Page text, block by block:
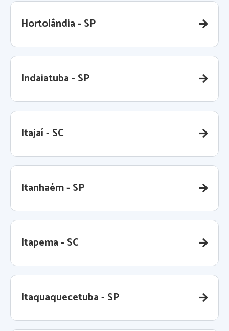
Hortolândia - SP
Indaiatuba - SP
Itajaí - SC
Itanhaém - SP
Itapema - SC
Itaquaquecetuba - SP